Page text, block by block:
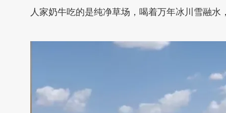
人家奶牛吃的是纯净草场，喝着万年冰川雪融